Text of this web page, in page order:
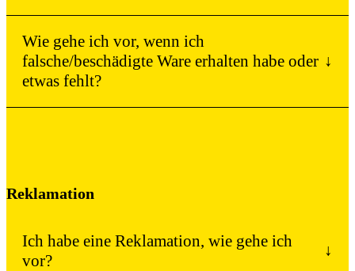
Wie gehe ich vor, wenn ich
falsche/beschädigte Ware erhalten habe oder
etwas fehlt?
↓
Reklamation
Ich habe eine Reklamation, wie gehe ich
vor?
↓